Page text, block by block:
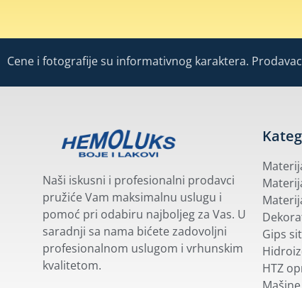
Cene i fotografije su informativnog karaktera.
Naši iskusni i profesionalni prodavci
pružiće Vam maksimalnu uslugu i
pomoć pri odabiru najboljeg za Vas. U
saradnji sa nama bićete zadovoljni
profesionalnom uslugom i vrhunskim
kvalitetom.
Gips
HTZ